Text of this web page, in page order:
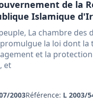
de la
Islamique
La chambre des
la loi dont
et la
et
2003Référence: L 2003/